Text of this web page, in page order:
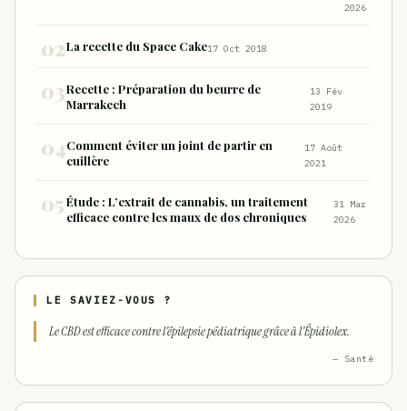
2026
La recette du Space Cake17 Oct 2018
Recette : Préparation du beurre de
Marrakech
13 Fév
2019
Comment éviter un joint de partir en
cuillère
17 Août
2021
Étude : L’extrait de cannabis, un traitement
efficace contre les maux de dos chroniques
31 Mar
2026
LE SAVIEZ-VOUS ?
Le CBD est efficace contre l'épilepsie pédiatrique grâce à l'Épidiolex.
— Santé